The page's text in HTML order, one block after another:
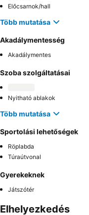
Előcsarnok/hall
Több mutatása
Akadálymentesség
Akadálymentes
Szoba szolgáltatásai
Nyitható ablakok
Több mutatása
Sportolási lehetőségek
Röplabda
Túraútvonal
Gyerekeknek
Játszótér
Elhelyezkedés